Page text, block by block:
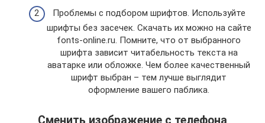
Проблемы с подбором шрифтов. Используйте
шрифты без засечек. Скачать их можно на сайте
fonts-online.ru. Помните, что от выбранного
шрифта зависит читабельность текста на
аватарке или обложке. Чем более качественный
шрифт выбран – тем лучше выглядит
оформление вашего паблика.
Сменить изображение с телефона